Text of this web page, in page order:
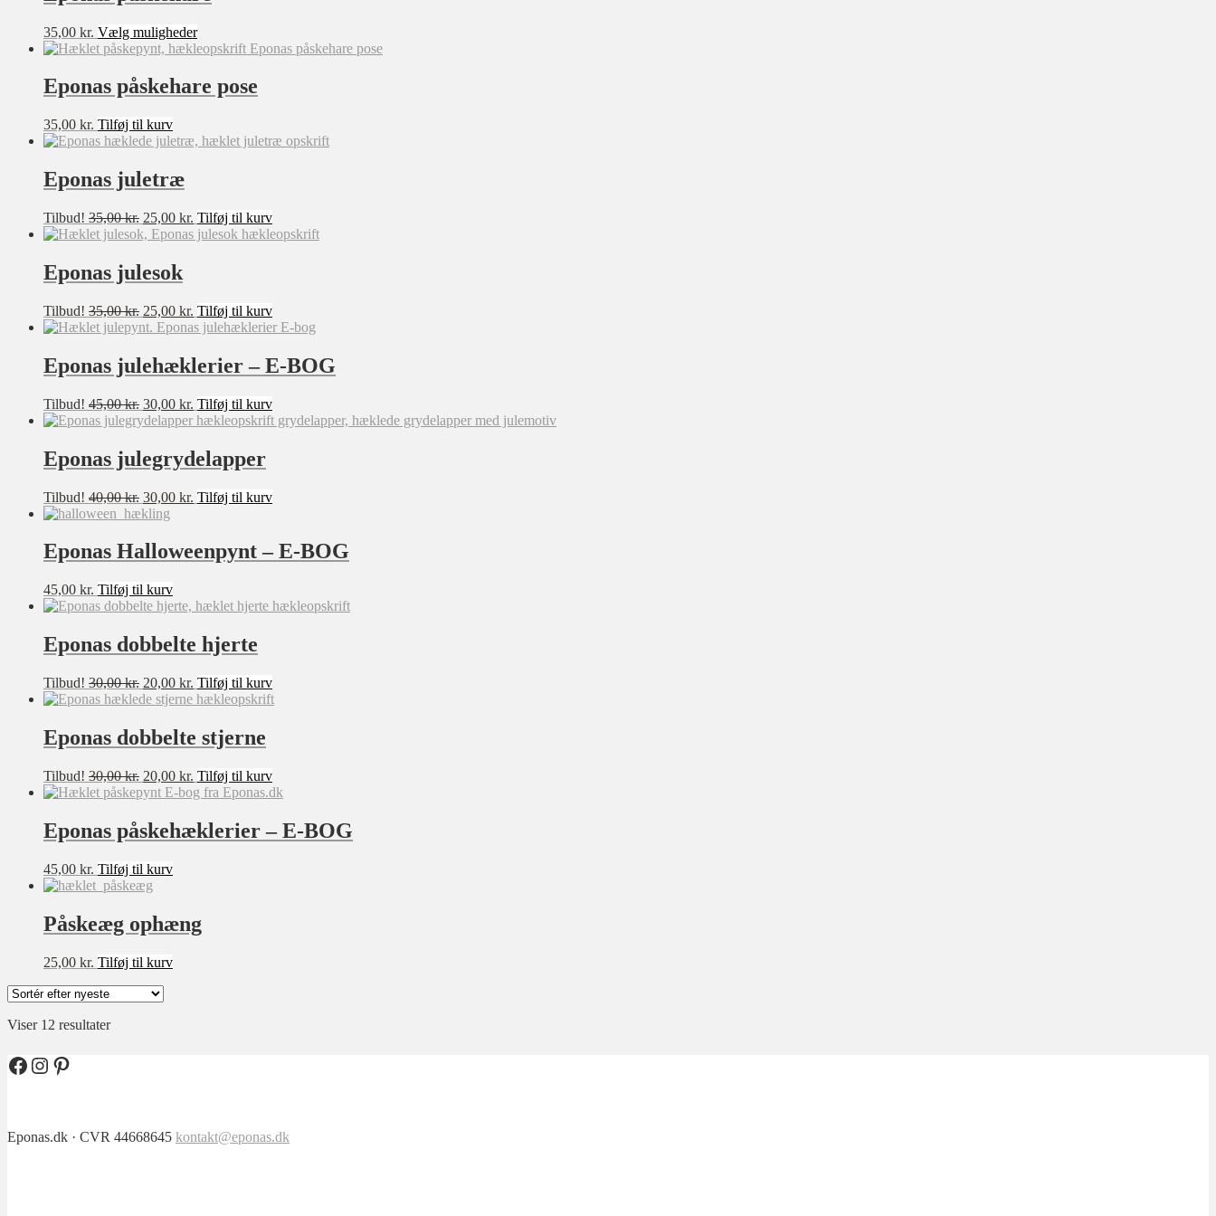
35,00 kr. Vælg mulighederDette
vare
flere
varianter.
vælges
Eponas påskehare pose
35,00 kr. Tilføj til kurv
Eponas juletræ
Tilbud! 35,00kr. Den
oprindelige
35,00 kr..
25,00 kr. Den
aktuelle
Tilføj til kurv
Eponas julesok
Tilbud! 35,00kr. Den
oprindelige
var:
35,00 kr..
25,00 kr. Den
aktuelle
er:
25,00 kr..
Tilføj til kurv
Eponas julehæklerier – E-BOG
Tilbud! 45,00kr. Den
oprindelige
var:
45,00 kr..
30,00 kr. Den
aktuelle
er:
30,00 kr..
Tilføj til kurv
Eponas julegrydelapper
Tilbud! 40,00kr. Den
oprindelige
var:
40,00 kr..
30,00 kr. Den
er:
30,00 kr..
Tilføj til kurv
Eponas Halloweenpynt – E-BOG
45,00 kr. Tilføj til kurv
Eponas dobbelte hjerte
Tilbud! 30,00kr. Den
oprindelige
var:
30,00 kr..
20,00 kr. Den
aktuelle
20,00 kr..
Tilføj til kurv
Eponas dobbelte stjerne
Tilbud! 30,00kr. Den
oprindelige
var:
30,00 kr..
20,00 kr. Den
aktuelle
er:
20,00 kr..
Tilføj til kurv
Eponas påskehæklerier – E-BOG
45,00 kr. Tilføj til kurv
Påskeæg ophæng
25,00 kr. Tilføj til kurv
Viser 12 resultaterSorteret
Facebook
Instagram
Pinterest
Eponas.dk · CVR 44668645 kontakt@eponas.dk